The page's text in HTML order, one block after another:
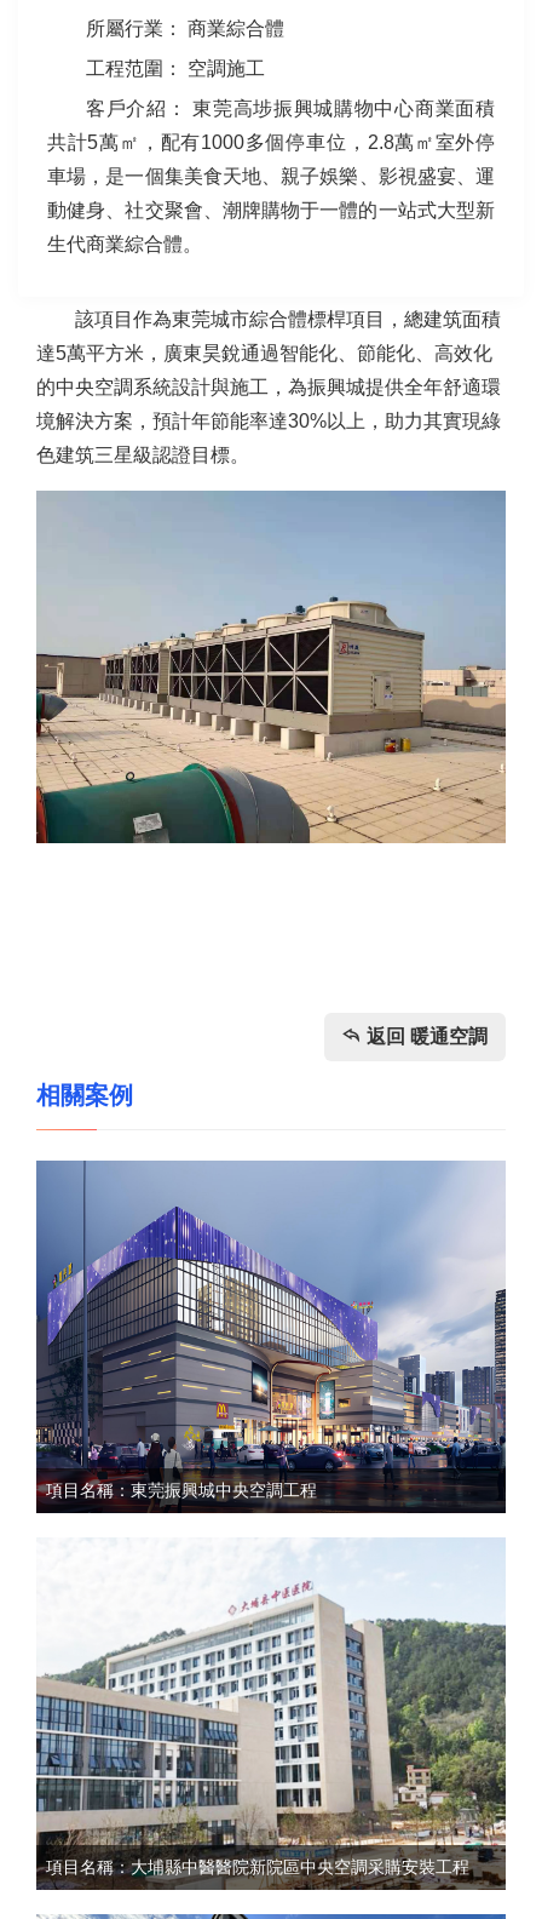
所屬行業： 商業綜合體
工程范圍： 空調施工
客戶介紹： 東莞高埗振興城購物中心商業面積
共計5萬㎡，配有1000多個停車位，2.8萬㎡室外停
車場，是一個集美食天地、親子娛樂、影視盛宴、運
動健身、社交聚會、潮牌購物于一體的一站式大型新
生代商業綜合體。
該項目作為東莞城市綜合體標桿項目，總建筑面積
達5萬平方米，廣東昊銳通過智能化、節能化、高效化
的中央空調系統設計與施工，為振興城提供全年舒適環
境解決方案，預計年節能率達30%以上，助力其實現綠
色建筑三星級認證目標。
返回 暖通空調
相關案例
項目名稱：東莞振興城中央空調工程
項目名稱：大埔縣中醫醫院新院區中央空調采購安裝工程